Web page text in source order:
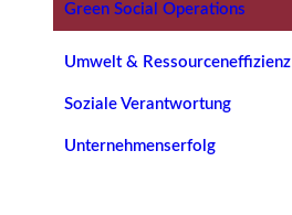
Green Social Operations
Umwelt & Ressourceneffizienz
Soziale Verantwortung
Unternehmenserfolg